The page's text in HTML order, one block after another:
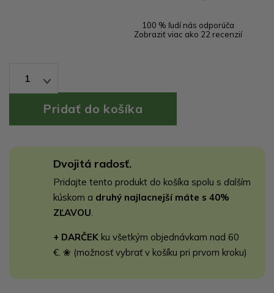
100 % ľudí nás odporúča
Zobraziť viac ako 22 recenzií
1
Dvojitá radosť.
Pridajte tento produkt do košíka spolu s ďalším
kúskom a druhý najlacnejší máte s 40%
ZĽAVOU
+ DARČEK ku všetkým objednávkam nad 60
€. ❀ (možnosť vybrať v košíku pri prvom kroku)